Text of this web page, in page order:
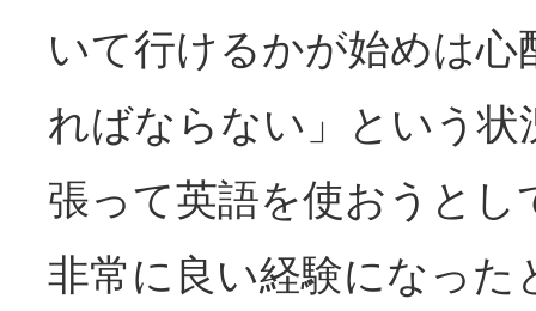
いて行けるかが始めは
ればならない」という
張って英語を使おうと
非常に良い経験になった